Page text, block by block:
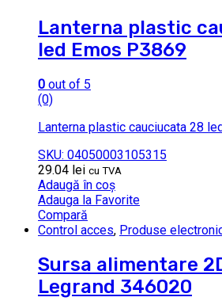
Lanterna plastic
led Emos P3869
0 out of 5
(0)
Lanterna plastic cauciucata 28
SKU: 04050003105315
29.04 lei cu TVA
Adaugă în coș
Adauga la Favorite
Compară
Control acces, Produse
Sursa alimentare
Legrand 346020